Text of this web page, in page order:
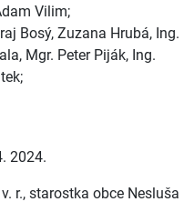
Vilim;
Bosý, Zuzana Hrubá, Ing.
Mgr. Peter Piják, Ing.
2024.
r., starostka obce Nesluša